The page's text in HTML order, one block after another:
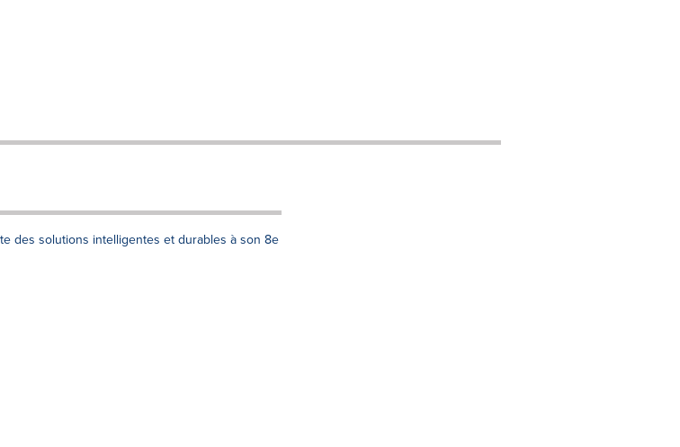
des solutions intelligentes et durables à son 8e